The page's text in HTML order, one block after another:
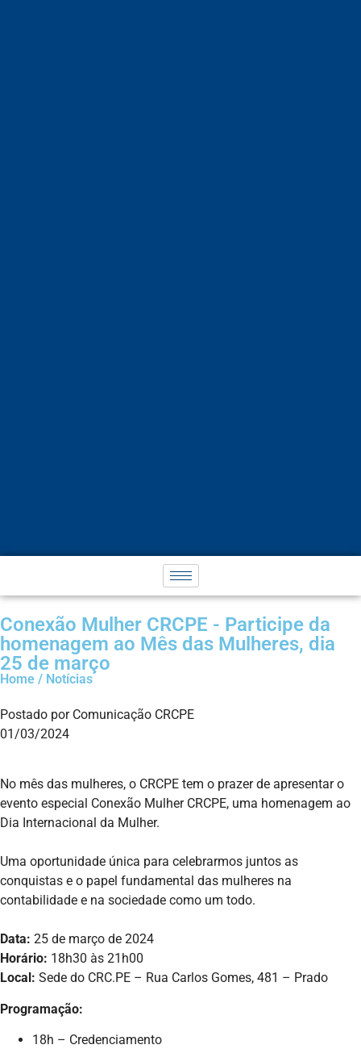
Conexão Mulher CRCPE - Participe da
homenagem ao Mês das Mulheres, dia
25 de março
Home / Notícias
Postado por Comunicação CRCPE
01/03/2024
No mês das mulheres, o CRCPE tem o prazer de apresentar o
evento especial Conexão Mulher CRCPE, uma homenagem ao
Dia Internacional da Mulher.
Uma oportunidade única para celebrarmos juntos as
conquistas e o papel fundamental das mulheres na
contabilidade e na sociedade como um todo.
Data: 25 de março de 2024
Horário: 18h30 às 21h00
Local: Sede do CRC.PE – Rua Carlos Gomes, 481 – Prado
Programação:
18h – Credenciamento